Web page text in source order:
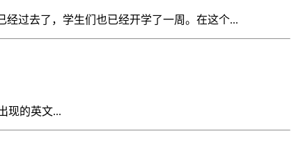
过去了，学生们也已经开学了一周。在这个...
现的英文...